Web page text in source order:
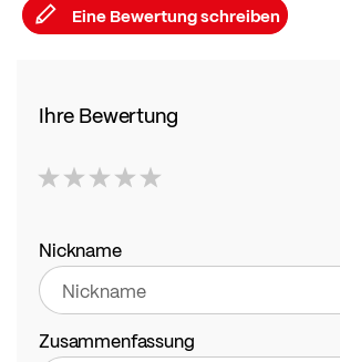
Eine Bewertung schreiben
Ihre Bewertung
star
stars
stars
stars
stars
Nickname
Zusammenfassung